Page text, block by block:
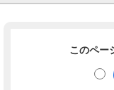
このペー